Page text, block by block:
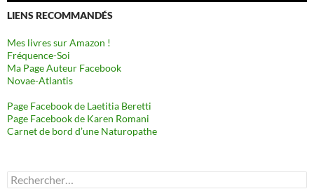
LIENS RECOMMANDÉS
Mes livres sur Amazon !
Fréquence-Soi
Ma Page Auteur Facebook
Novae-Atlantis
Page Facebook de Laetitia Beretti
Page Facebook de Karen Romani
Carnet de bord d’une Naturopathe
Rechercher :